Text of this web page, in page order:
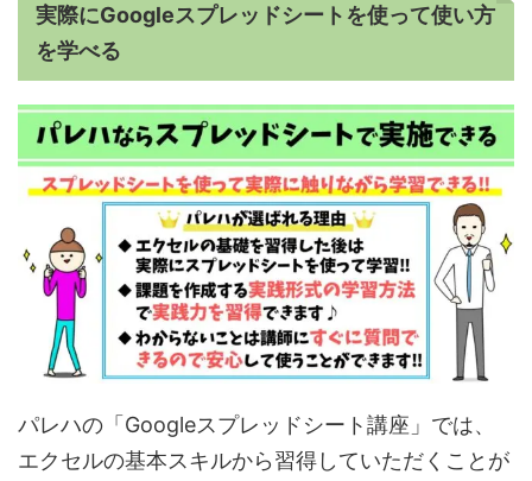
実際にGoogleスプレッドシートを使って使い方
を学べる
パレハの「Googleスプレッドシート講座」では、
エクセルの基本スキルから習得していただくことが